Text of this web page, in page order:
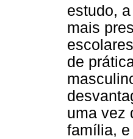
estudo,
mais
de
uma vez
família,